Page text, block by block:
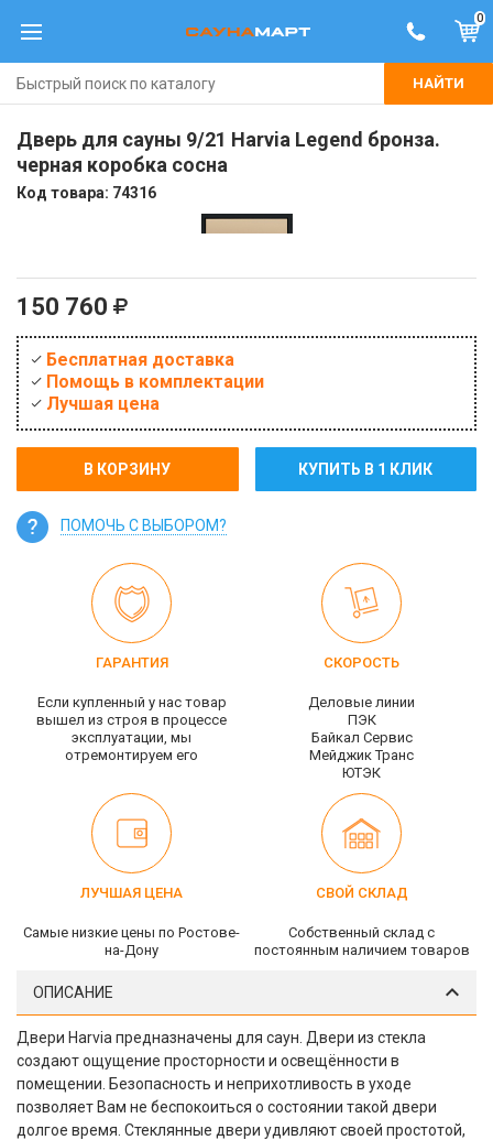
0
НАЙТИ
Дверь для сауны 9/21 Harvia Legend бронза.
черная коробка сосна
Код товара: 74316
150 760
Бесплатная доставка
Помощь в комплектации
Лучшая цена
В КОРЗИНУ КУПИТЬ В 1 КЛИК
ПОМОЧЬ С ВЫБОРОМ?
ГАРАНТИЯ
Если купленный у нас товар
вышел из строя в процессе
эксплуатации, мы
отремонтируем его
СКОРОСТЬ
Деловые линии
ПЭК
Байкал Сервис
Мейджик Транс
ЮТЭК
ЛУЧШАЯ ЦЕНА
Самые низкие цены по Ростове-
на-Дону
СВОЙ СКЛАД
Собственный склад c
постоянным наличием товаров
ОПИСАНИЕ
Двери Harvia предназначены для саун. Двери из стекла
создают ощущение просторности и освещённости в
помещении. Безопасность и неприхотливость в уходе
позволяет Вам не беспокоиться о состоянии такой двери
долгое время. Стеклянные двери удивляют своей простотой,